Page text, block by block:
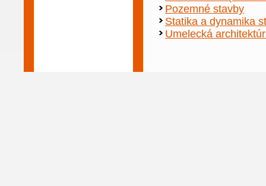
Pozemné stavby
Statika a dynamika
Umelecká